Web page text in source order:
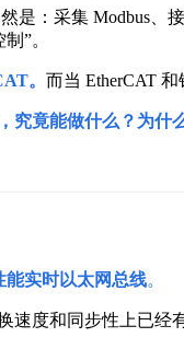
：采集 Modbus、
”。
。 而当 EtherCAT
究竟能做什么？为什
能实时以太网总线。
速度和同步性上已